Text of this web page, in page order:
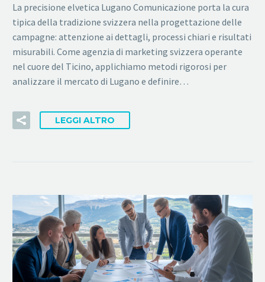
La precisione elvetica Lugano Comunicazione porta la cura
tipica della tradizione svizzera nella progettazione delle
campagne: attenzione ai dettagli, processi chiari e risultati
misurabili. Come agenzia di marketing svizzera operante
nel cuore del Ticino, applichiamo metodi rigorosi per
analizzare il mercato di Lugano e definire…
LEGGI ALTRO